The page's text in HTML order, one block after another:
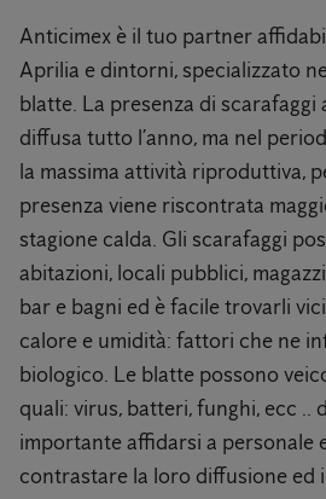
Anticimex è il tuo partner
Aprilia e dintorni, specializzato
blatte. La presenza di scarafaggi
diffusa tutto l’anno, ma nel
la massima attività riproduttiva,
presenza viene riscontrata
stagione calda. Gli scarafaggi
abitazioni, locali pubblici,
bar e bagni ed è facile trovarli
calore e umidità: fattori che ne
biologico. Le blatte possono
quali: virus, batteri, funghi, ecc ..
importante affidarsi a personale
contrastare la loro diffusione ed